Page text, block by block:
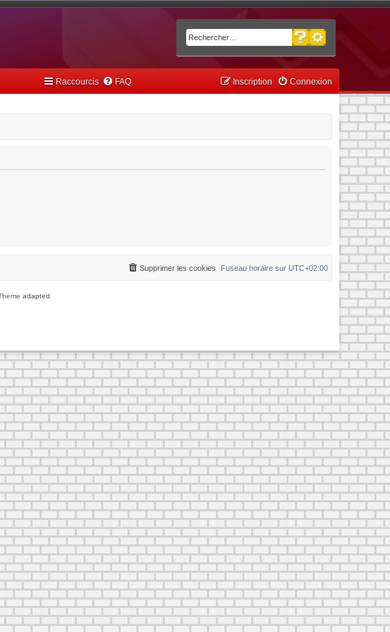
Rechercher
Recherche avancée
Raccourcis FAQ Connexion
Inscription
Fuseau horaire sur UTC+02:00
Supprimer les cookies
adapted